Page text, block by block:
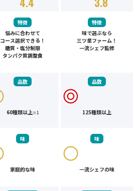
特徴
悩みに合わせて
コース選択できる！
糖質・塩分制限
タンパク質調整食
特徴
味で選ぶなら
三ツ星ファーム！
一流シェフ監修
品数
60種類以上※1
品数
125種類以上
味
家庭的な味
味
一流シェフの味